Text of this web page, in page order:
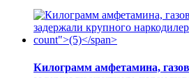
Килограмм амфетамина,